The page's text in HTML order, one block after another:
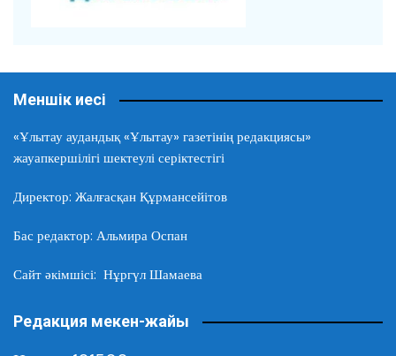
Меншік иесі
«Ұлытау аудандық «Ұлытау» газетінің редакциясы»
жауапкершілігі шектеулі серіктестігі
Директор: Жалғасқан Құрмансейітов
Бас редактор: Альмира Оспан
Сайт әкімшісі: Нұргүл Шамаева
Редакция мекен-жайы